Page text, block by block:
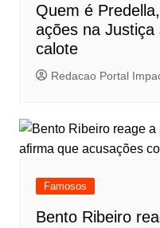
Quem é
ações na
calote
Redacao Portal
Famosos
Bento Ribeiro